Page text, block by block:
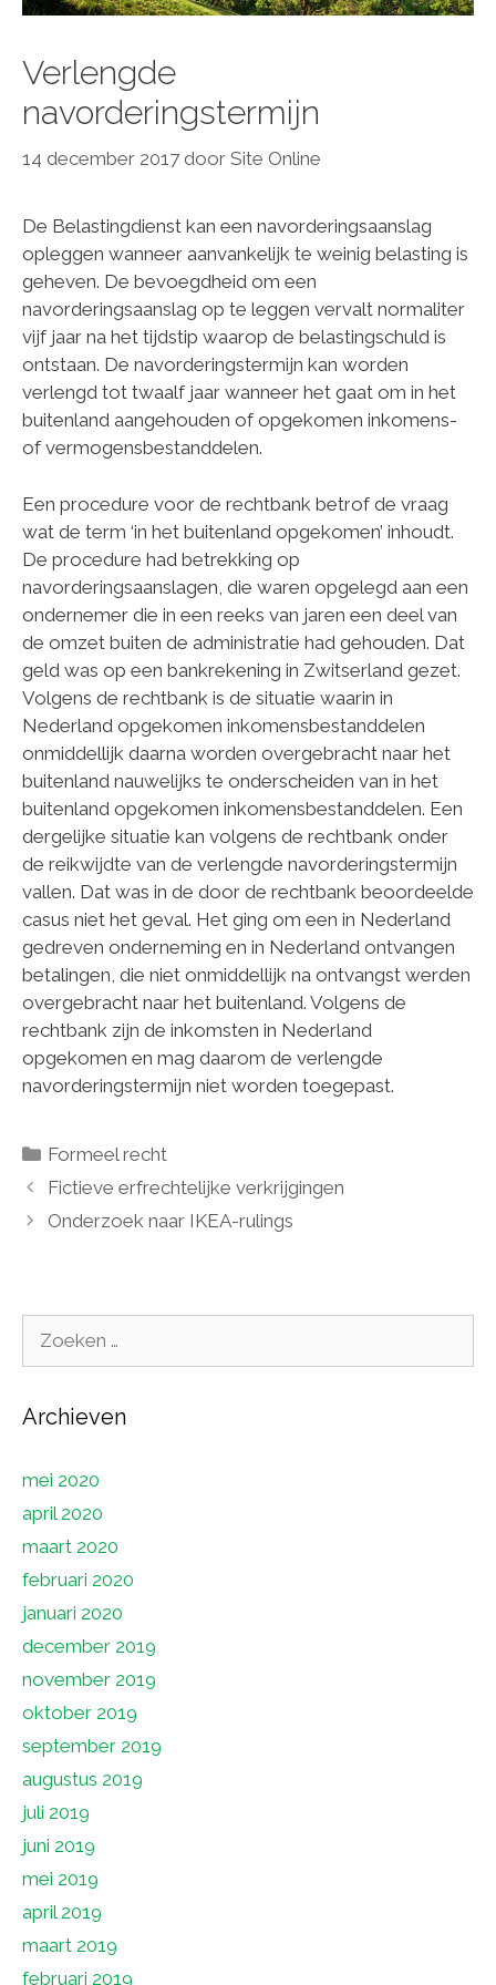
Verlengde
navorderingstermijn
14 december 2017 door Site Online
De Belastingdienst kan een navorderingsaanslag
opleggen wanneer aanvankelijk te weinig belasting is
geheven. De bevoegdheid om een
navorderingsaanslag op te leggen vervalt normaliter
vijf jaar na het tijdstip waarop de belastingschuld is
ontstaan. De navorderingstermijn kan worden
verlengd tot twaalf jaar wanneer het gaat om in het
buitenland aangehouden of opgekomen inkomens-
of vermogensbestanddelen.
Een procedure voor de rechtbank betrof de vraag
wat de term ‘in het buitenland opgekomen’ inhoudt.
De procedure had betrekking op
navorderingsaanslagen, die waren opgelegd aan een
ondernemer die in een reeks van jaren een deel van
de omzet buiten de administratie had gehouden. Dat
geld was op een bankrekening in Zwitserland gezet.
Volgens de rechtbank is de situatie waarin in
Nederland opgekomen inkomensbestanddelen
onmiddellijk daarna worden overgebracht naar het
buitenland nauwelijks te onderscheiden van in het
buitenland opgekomen inkomensbestanddelen. Een
dergelijke situatie kan volgens de rechtbank onder
de reikwijdte van de verlengde navorderingstermijn
vallen. Dat was in de door de rechtbank beoordeelde
casus niet het geval. Het ging om een in Nederland
gedreven onderneming en in Nederland ontvangen
betalingen, die niet onmiddellijk na ontvangst werden
overgebracht naar het buitenland. Volgens de
rechtbank zijn de inkomsten in Nederland
opgekomen en mag daarom de verlengde
navorderingstermijn niet worden toegepast.
Categorieën
Formeel recht
Fictieve erfrechtelijke verkrijgingen
Onderzoek naar IKEA-rulings
naar:
Archieven
mei 2020
april 2020
maart 2020
februari 2020
januari 2020
december 2019
november 2019
oktober 2019
september 2019
augustus 2019
juli 2019
juni 2019
mei 2019
april 2019
maart 2019
februari 2019